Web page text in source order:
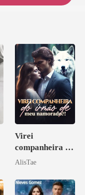
Virei
companheira do
irmão de meu
AlisTae